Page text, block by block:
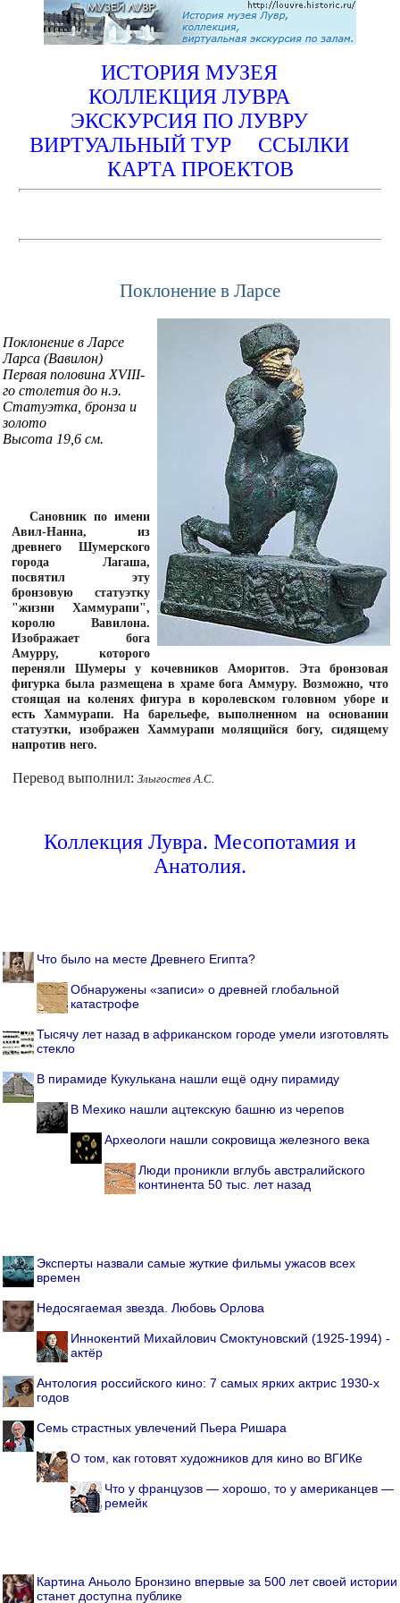
ИСТОРИЯ МУЗЕЯ
КОЛЛЕКЦИЯ ЛУВРА
ЭКСКУРСИЯ ПО ЛУВРУ
ВИРТУАЛЬНЫЙ ТУР
ССЫЛКИ
КАРТА ПРОЕКТОВ
Поклонение в Ларсе
Поклонение в Ларсе
Ларса (Вавилон)
Первая половина XVIII-
го столетия до н.э.
Статуэтка, бронза и
золото
Высота 19,6 см.
Сановник по имени
Авил-Нанна, из
древнего Шумерского
города Лагаша,
посвятил эту
бронзовую статуэтку
"жизни Хаммурапи",
королю Вавилона.
Изображает бога
Амурру, которого
переняли Шумеры у кочевников Аморитов. Эта бронзовая
фигурка была размещена в храме бога Аммуру. Возможно, что
стоящая на коленях фигура в королевском головном уборе и
есть Хаммурапи. На барельефе, выполненном на основании
статуэтки, изображен Хаммурапи молящийся богу, сидящему
напротив него.
Перевод выполнил: Злыгостев А.С.
Коллекция Лувра. Месопотамия и
Анатолия.
Что было на месте Древнего Египта?
Обнаружены «записи» о древней глобальной
катастрофе
Тысячу лет назад в африканском городе умели изготовлять
стекло
В пирамиде Кукулькана нашли ещё одну пирамиду
В Мехико нашли ацтекскую башню из черепов
Археологи нашли сокровища железного века
Люди проникли вглубь австралийского
континента 50 тыс. лет назад
Эксперты назвали самые жуткие фильмы ужасов всех
времен
Недосягаемая звезда. Любовь Орлова
Иннокентий Михайлович Смоктуновский (1925-1994) -
актёр
Антология российского кино: 7 самых ярких актрис 1930-х
годов
Семь страстных увлечений Пьера Ришара
О том, как готовят художников для кино во ВГИКе
Что у французов — хорошо, то у американцев —
ремейк
Картина Аньоло Бронзино впервые за 500 лет своей истории
станет доступна публике